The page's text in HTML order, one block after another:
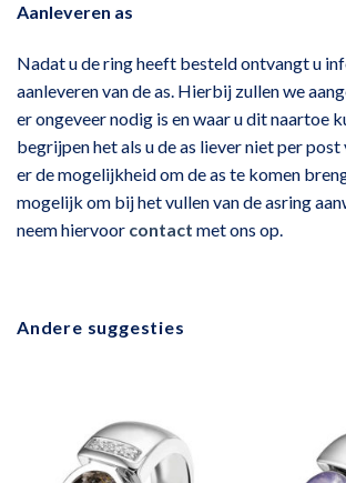
Aanleveren as
Nadat u de ring heeft besteld ontvangt u
aanleveren van de as. Hierbij zullen we
er ongeveer nodig is en waar u dit naartoe
begrijpen het als u de as liever niet per
er de mogelijkheid om de as te komen
mogelijk om bij het vullen van de asring
neem hiervoor contact met ons op.
Andere suggesties